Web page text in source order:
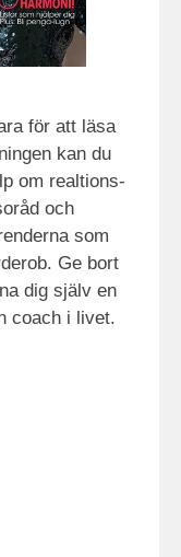
för att läsa
kan du
om realtions-
och
som
Ge bort
dig själv en
coach i livet.